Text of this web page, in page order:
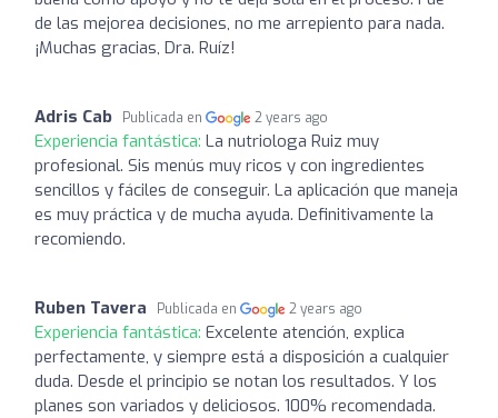
de las mejorea decisiones, no me arrepiento para nada.
¡Muchas gracias, Dra. Ruíz!
Adris Cab Publicada en 2 years ago
Experiencia fantástica: La nutriologa Ruiz muy
profesional. Sis menús muy ricos y con ingredientes
sencillos y fáciles de conseguir. La aplicación que maneja
es muy práctica y de mucha ayuda. Definitivamente la
recomiendo.
Ruben Tavera Publicada en 2 years ago
Experiencia fantástica: Excelente atención, explica
perfectamente, y siempre está a disposición a cualquier
duda. Desde el principio se notan los resultados. Y los
planes son variados y deliciosos. 100% recomendada.